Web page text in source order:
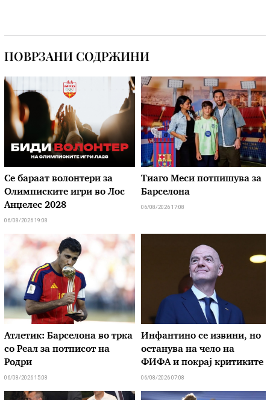
ПОВРЗАНИ СОДРЖИНИ
Се бараат волонтери за
Олимписките игри во Лос
Анџелес 2028
06/08/2026 19:08
Тиаго Меси потпишува за
Барселона
06/08/2026 17:08
Атлетик: Барселона во трка
со Реал за потписот на
Родри
06/08/2026 15:08
Инфантино се извини, но
останува на чело на
ФИФА и покрај критиките
06/08/2026 07:08